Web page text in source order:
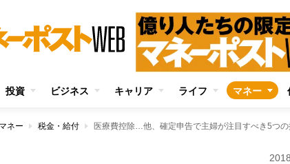
投資 ビジネス キャリア ライフ マネー
マネー 税金・給付 医療費控除…他、確定申告で主婦が注目すべき5つ